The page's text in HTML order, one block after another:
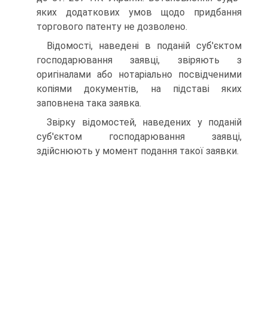
яких додаткових умов щодо придбання
торгового патенту не дозволено.
Відомості, наведені в поданій суб'єктом
господарюван­ня заявці, звіряють з
оригіналами або нотаріально посвід­ченими
копіями документів, на підставі яких
заповнена така заявка.
Звірку відомостей, наведених у поданій
суб'єктом госпо­дарювання заявці,
здійснюють у момент подання такої заяв­ки.